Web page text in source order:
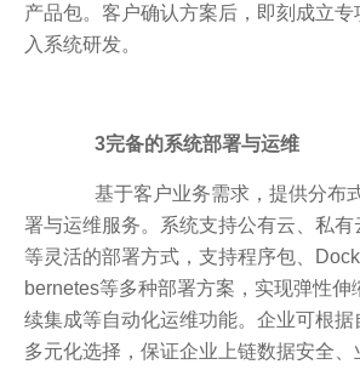
产品包。客户确认方案后，即刻成立
入系统研发。
3完备的系统部署与运维
基于客户业务需求，提供分布
署与运维服务。系统支持公有云、私有
等灵活的部署方式，支持程序包、
bernetes等多种部署方案，实现弹性伸
续集成等自动化运维功能。企业可根
多元化选择，保证企业上链数据安全、